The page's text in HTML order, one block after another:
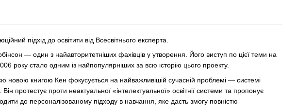
підхід до освітити від Всесвітнього експерта.
— один з найавторитетніших фахівців у утворення. Його виступ по цієї теми на
року стало одним із найпопулярніших за всю історію цього проекту.
новою книгою Кен фокусується на найважливішій сучасній проблемі — системі
Він протестує проти неактуальної «інтелектуальної» освітнії системи та пропонує
до персоналізованому підходу в навчання, яке дасть змогу повністю